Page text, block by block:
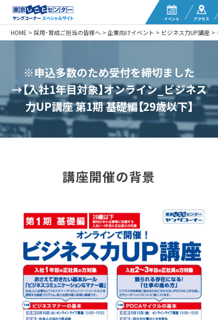
イベント アクセス
HOME >採用・育成ご担当の皆様へ >企業向けイベント > ビジネス力UP講座 >
※申込多数のため受付を締切ました
→【入社1年目対象】オンライン_ビジネス
力UP講座 第1期 基礎編【29歳以下】
講座開催の背景